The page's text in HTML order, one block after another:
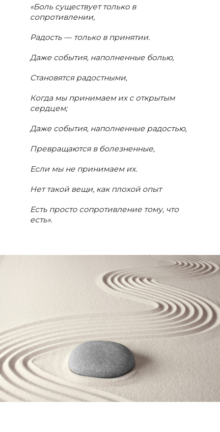
«Боль существует только в
сопротивлении,
Радость — только в принятии.
Даже события, наполненные болью,
Становятся радостными,
Когда мы принимаем их с открытым
сердцем;
Даже события, наполненные радостью,
Превращаются в болезненные,
Если мы не принимаем их.
Нет такой вещи, как плохой опыт
Есть просто сопротивление тому, что
есть».